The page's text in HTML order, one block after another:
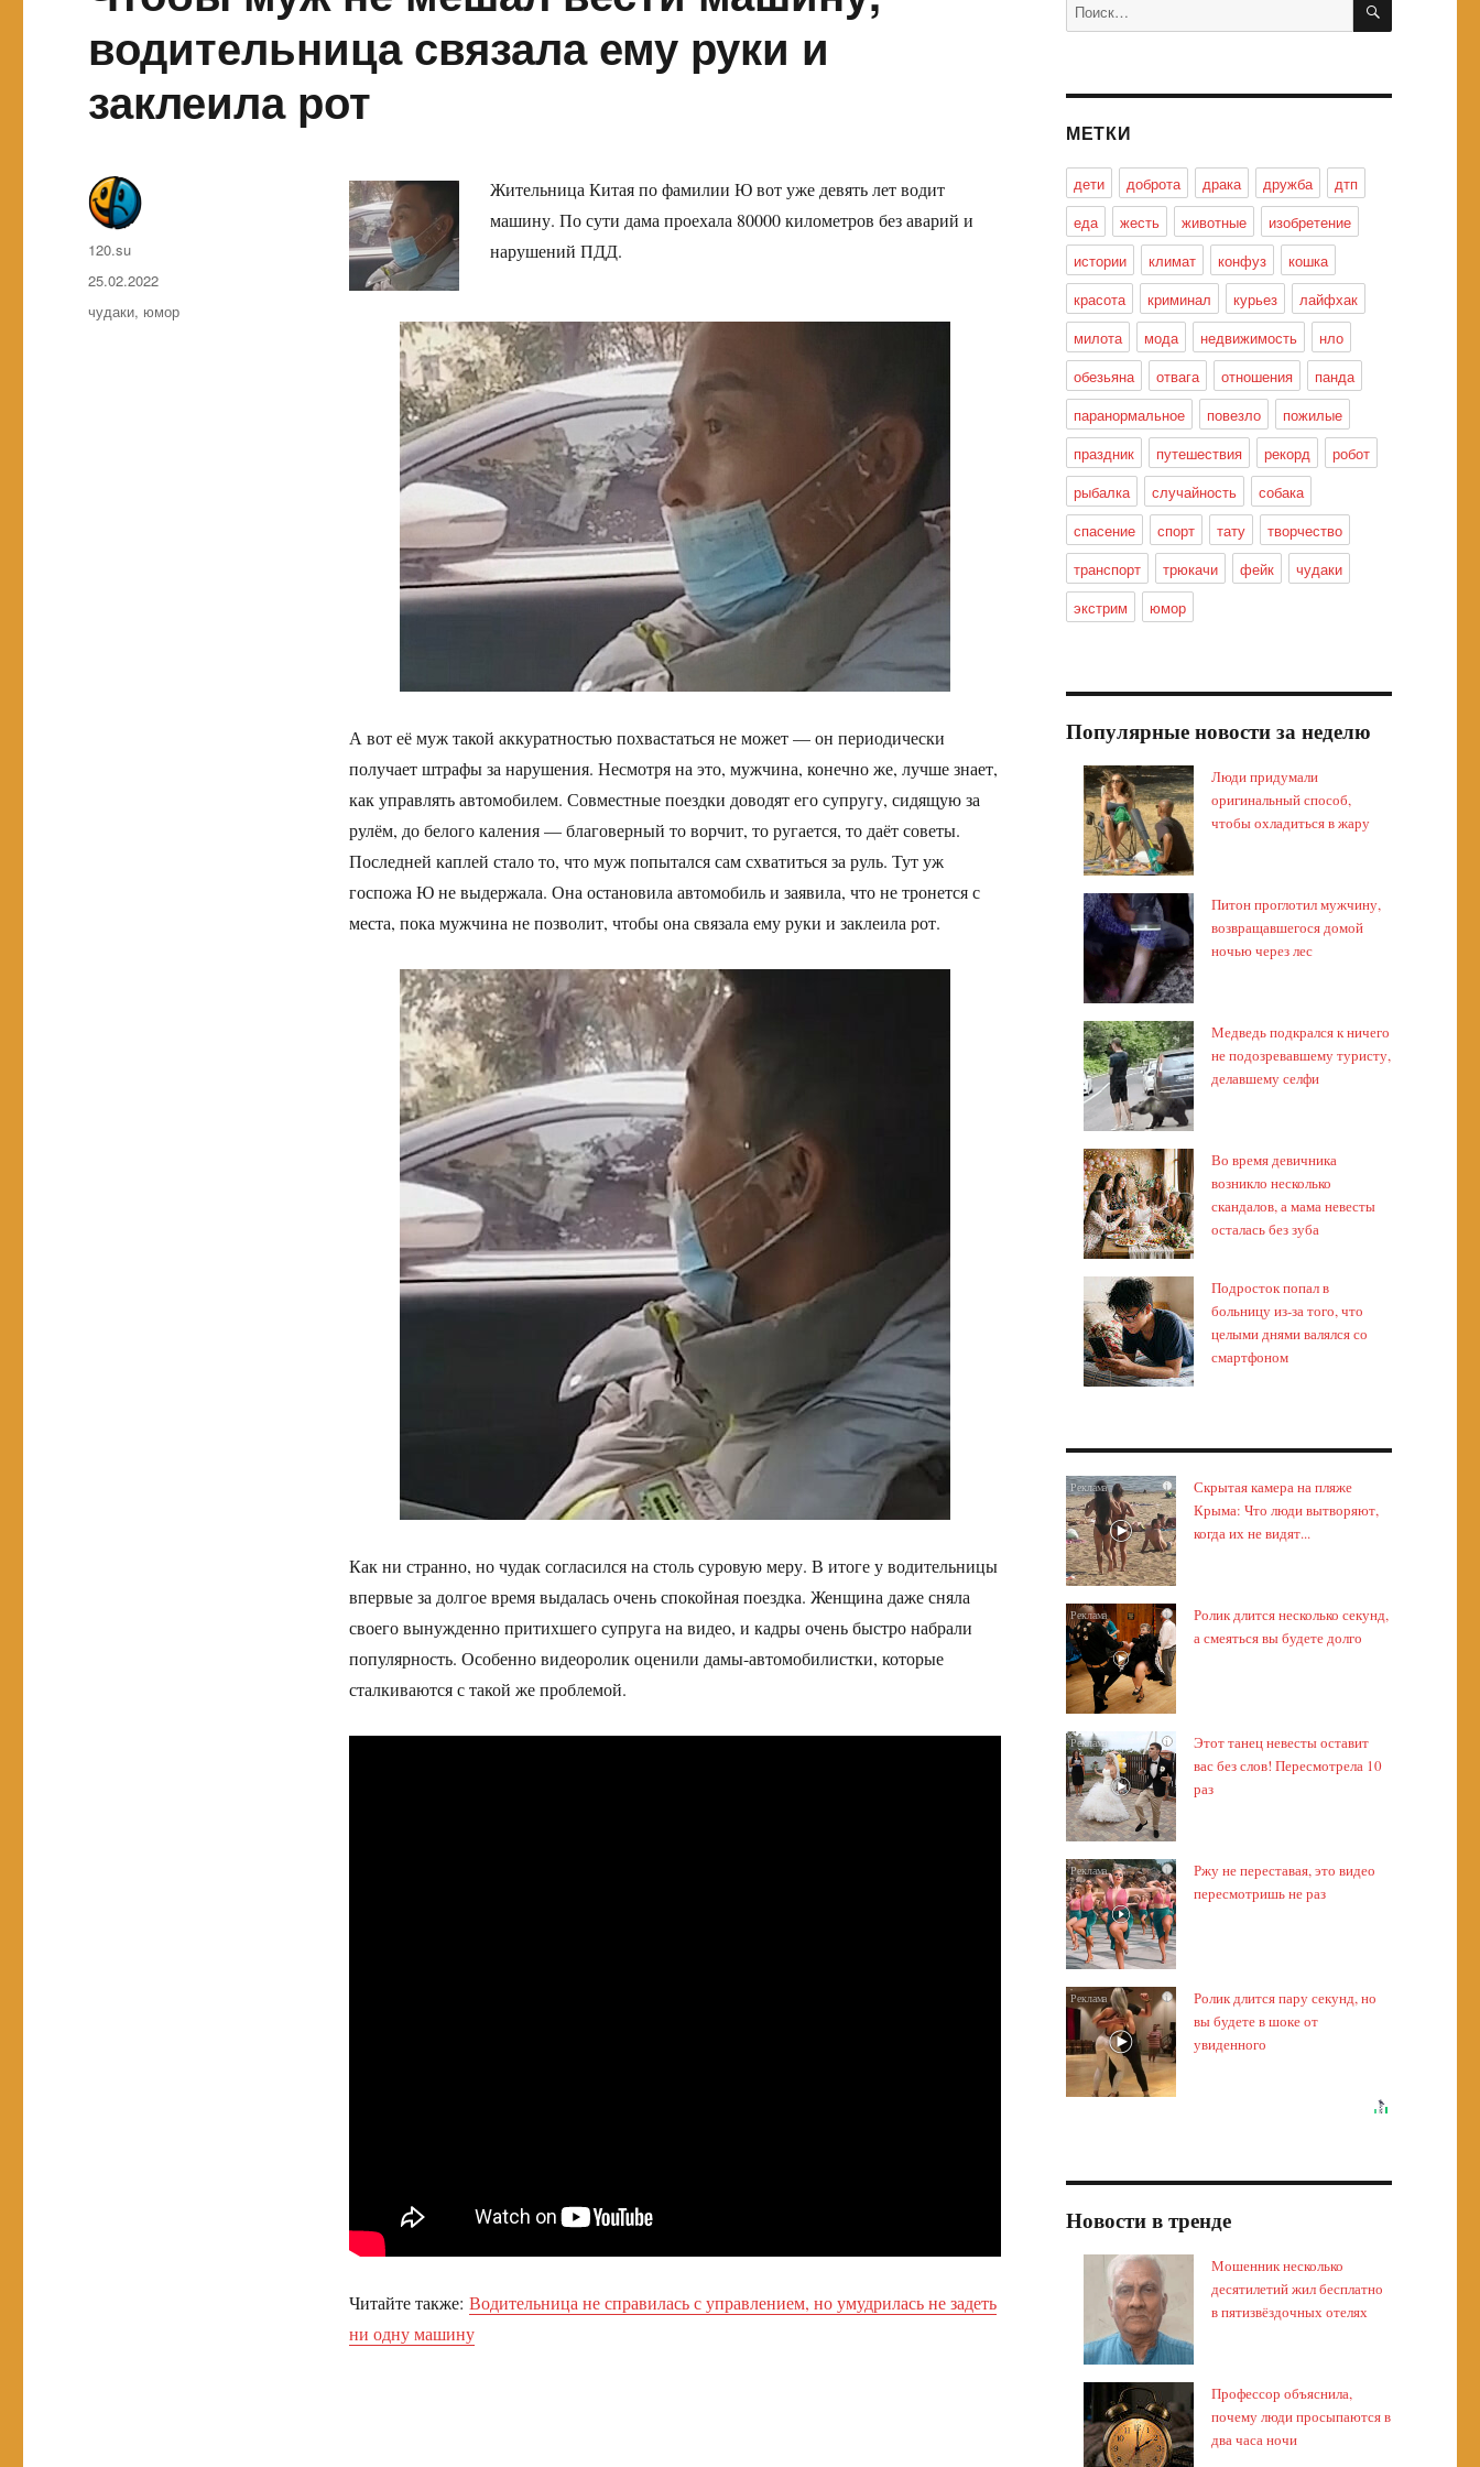
водительница связала ему руки и
заклеила рот
Жительница Китая по фамилии Ю вот уже девять лет водит
машину. По сути дама проехала 80000 километров без аварий и
нарушений ПДД.
А вот её муж такой аккуратностью похвастаться не может — он периодически
получает штрафы за нарушения. Несмотря на это, мужчина, конечно же, лучше знает,
как управлять автомобилем. Совместные поездки доводят его супругу, сидящую за
рулём, до белого каления — благоверный то ворчит, то ругается, то даёт советы.
Последней каплей стало то, что муж попытался сам схватиться за руль. Тут уж
госпожа Ю не выдержала. Она остановила автомобиль и заявила, что не тронется с
места, пока мужчина не позволит, чтобы она связала ему руки и заклеила рот.
Как ни странно, но чудак согласился на столь суровую меру. В итоге у водительницы
впервые за долгое время выдалась очень спокойная поездка. Женщина даже сняла
своего вынужденно притихшего супруга на видео, и кадры очень быстро набрали
популярность. Особенно видеоролик оценили дамы-автомобилистки, которые
сталкиваются с такой же проблемой.
Читайте также: Водительница не справилась с управлением, но умудрилась не задеть
ни одну машину
Автор
120.su
Опубликовано
25.02.2022
Метки
чудаки, юмор
МЕТКИ
дети доброта драка дружба
дтп
еда
жесть животные
изобретение
истории
климат конфуз
кошка
красота
криминал курьез
лайфхак
милота
мода недвижимость
нло
обезьяна
отвага отношения
панда
паранормальное
повезло
пожилые
праздник
путешествия рекорд
робот
рыбалка
случайность
собака
спасение
спорт тату
творчество
транспорт
трюкачи фейк
чудаки
экстрим
юмор
Популярные новости за неделю
Люди придумали
оригинальный способ,
чтобы охладиться в жару
Питон проглотил мужчину,
возвращавшегося домой
ночью через лес
Медведь подкрался к ничего
не подозревавшему туристу,
делавшему селфи
Во время девичника
возникло несколько
скандалов, а мама невесты
осталась без зуба
Подросток попал в
больницу из-за того, что
целыми днями валялся со
смартфоном
i
Скрытая камера на пляже
Крыма: Что люди вытворяют,
когда их не видят...
i
Ролик длится несколько секунд,
а смеяться вы будете долго
i
Этот танец невесты оставит
вас без слов! Пересмотрела 10
раз
i
Ржу не переставая, это видео
пересмотришь не раз
i
Ролик длится пару секунд, но
вы будете в шоке от
увиденного
Новости в тренде
Мошенник несколько
десятилетий жил бесплатно
в пятизвёздочных отелях
Профессор объяснила,
почему люди просыпаются в
два часа ночи